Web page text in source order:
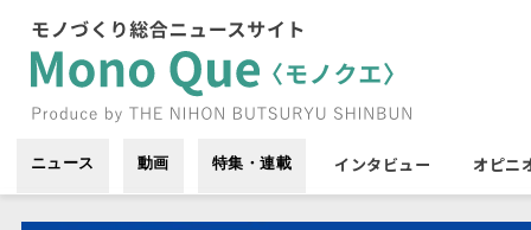
ニュース 動画 特集・連載 インタビュー オピニ